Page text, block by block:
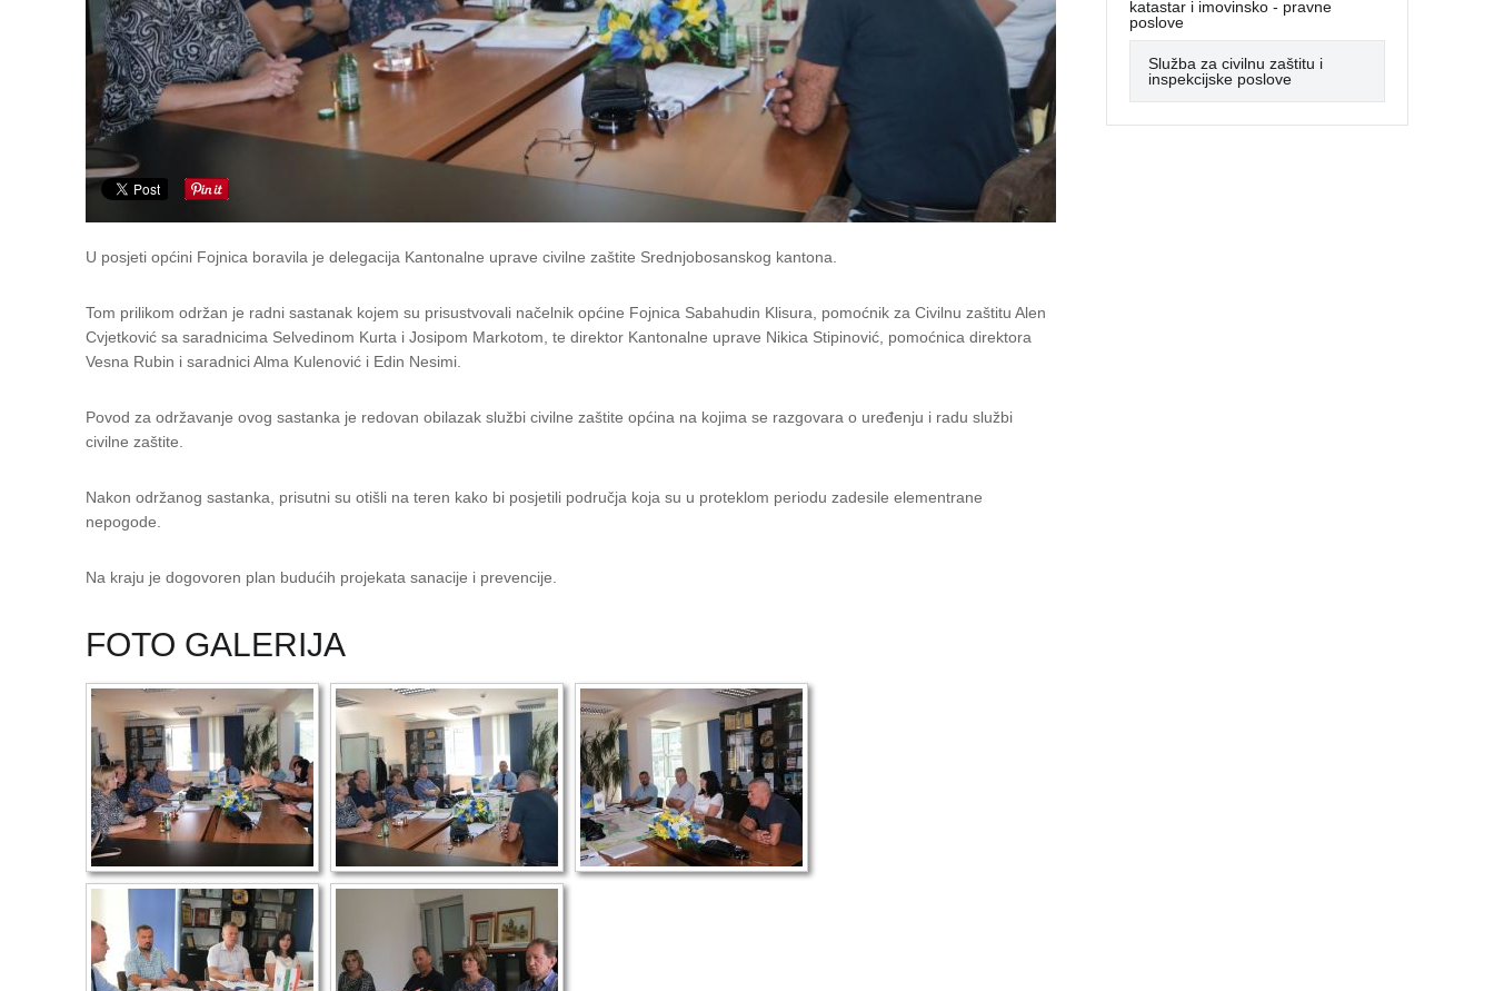
U posjeti općini Fojnica boravila je delegacija Kantonalne uprave civilne zaštite Srednjobosanskog kantona.
Tom prilikom održan je radni sastanak kojem su prisustvovali načelnik općine Fojnica Sabahudin Klisura, pomoćnik za Civilnu zaštitu Alen
Cvjetković sa saradnicima Selvedinom Kurta i Josipom Markotom, te direktor Kantonalne uprave Nikica Stipinović, pomoćnica direktora
Vesna Rubin i saradnici Alma Kulenović i Edin Nesimi.
Povod za održavanje ovog sastanka je redovan obilazak službi civilne zaštite općina na kojima se razgovara o uređenju i radu službi
civilne zaštite.
Nakon održanog sastanka, prisutni su otišli na teren kako bi posjetili područja koja su u proteklom periodu zadesile elementrane
nepogode.
Na kraju je dogovoren plan budućih projekata sanacije i prevencije.
FOTO GALERIJA
katastar i imovinsko - pravne
poslove
Služba za civilnu zaštitu i
inspekcijske poslove